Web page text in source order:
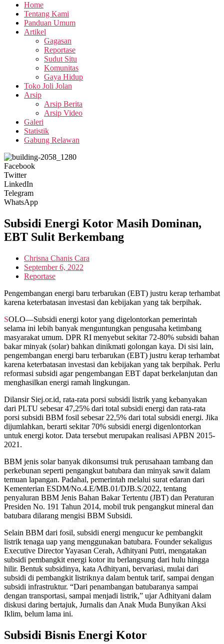
Home
Tentang Kami
Panduan Umum
Artikel
Gagasan
Reportase
Sudut Situ
Komunitas
Gaya Hidup
Toko Joli Jolan
Arsip
Arsip Berita
Arsip Video
Galeri
Statistik
Gabung Relawan
Facebook
Twitter
LinkedIn
Telegram
WhatsApp
Subsidi Energi Kotor Masih Dominan,
EBT Sulit Berkembang
Chrisna Chanis Cara
September 6, 2022
Reportase
Pengembangan energi baru terbarukan (EBT) justru kerap terhambat
karena keterbatasan investasi dan kebijakan yang tak berpihak.
SOLO—Subsidi energi kotor yang digelontorkan pemerintah
selama ini lebih banyak menguntungkan pengusaha ketimbang
masyarakat umum. DPR RI menyebut sekitar 72-80% subsidi bahan
bakar minyak (solar) bahkan dinikmati golongan kaya. Di sisi lain,
pengembangan energi baru terbarukan (EBT) justru kerap terhambat
karena keterbatasan investasi dan kebijakan yang tak berpihak. Perlu
reformasi subsidi agar pengembangan EBT dapat berkelanjutan dan
menghasilkan energi ramah lingkungan.
Dilansir Siej.or.id, rata-rata porsi subsidi listrik yang kebanyakan
dari PLTU sebesar 47,25% dari total subsidi energi dan rata-rata
porsi subsidi BBM fosil sebesar 22,5% dari total subsidi energi. Jika
dijumlahkan, berarti sekitar 70% subsidi energi digenlontorkan
untuk energi kotor. Data tersebut merupakan realisasi APBN 2015-
2021.
BBM jenis solar banyak dikonsumsi truk perusahaan tambang dan
perkebunan seperti pengangkut batubara dan minyak sawit dalam
temuan lapangan. Padahal, pemerintah melalui surat edaran dari
Kementerian ESDM/No.4.E/MB.01/DJB.S/2022, tentang
penyaluran BBM Jenis Bahan Bakar Tertentu (JBT) dan Peraturan
Presiden No. 191 Tahun 2014, mobil truk pengangkut mineral dan
batubara dilarang mengisi BBM Subsidi.
Selain BBM dari fosil, subsidi energi mengucur ke pembangkit
listrik tenaga uap yang menggunakan batubara. Founder sekaligus
Executive Director Yayasan Cerah, Adhityani Putri, mengatakan
subsidi pembangkit energi kotor itu berlangsung dari hulu hingga
hilir. Bentuk subsidinya, kata Adhityani, bervariasi, mulai dari
subsidi di pembangkit listriknya dalam bentuk tarif, sampai dengan
subsidi infrastruktur. “Dari penambangan batubaranya sampai
dengan transportasi, sampai menjadi listrik,” ujar Adhityani dalam
diskusi daring bertajuk, Jurnalis dan Anak Muda Bunyikan Aksi
Iklim, belum lama ini.
Subsidi Bisnis Energi Kotor